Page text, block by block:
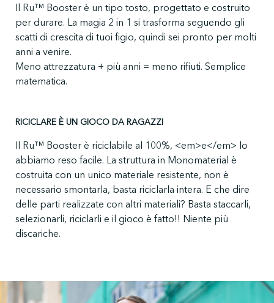
Il Ru™ Booster è un tipo tosto, progettato e costruito
per durare. La magia 2 in 1 si trasforma seguendo gli
scatti di crescita di tuoi figio, quindi sei pronto per molti
anni a venire.
Meno attrezzatura + più anni = meno rifiuti. Semplice
matematica.
RICICLARE È UN GIOCO DA RAGAZZI
Il Ru™ Booster è riciclabile al 100%, <em>e</em> lo
abbiamo reso facile. La struttura in Monomaterial è
costruita con un unico materiale resistente, non è
necessario smontarla, basta riciclarla intera. E che dire
delle parti realizzate con altri materiali? Basta staccarli,
selezionarli, riciclarli e il gioco è fatto!! Niente più
discariche.